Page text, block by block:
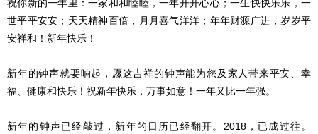
祝你新的一年里：一家和和睦睦，一年开开心心；一生快快乐乐，一
世平平安安；天天精神百倍，月月喜气洋洋；年年财源广进，岁岁平
安祥和！新年快乐！
新年的钟声就要响起，愿这吉祥的钟声能为您及家人带来平安、幸
福、健康和快乐！祝新年快乐，万事如意！一年又比一年强。
新年的钟声已经敲过，新年的日历已经翻开。2018，已成过往。